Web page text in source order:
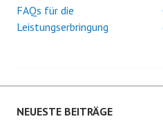
Beitrags-
FAQs für die
Leistungserbringung
NEUESTE BEITRÄGE